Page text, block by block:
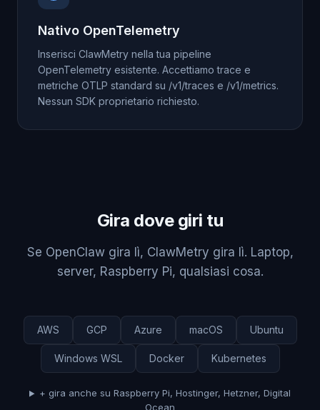
Nativo OpenTelemetry
Inserisci ClawMetry nella tua pipeline
OpenTelemetry esistente. Accettiamo trace e
metriche OTLP standard su /v1/traces e /v1/metrics.
Nessun SDK proprietario richiesto.
Gira dove giri tu
Se OpenClaw gira lì, ClawMetry gira lì. Laptop,
server, Raspberry Pi, qualsiasi cosa.
AWS GCP Azure macOS Ubuntu
Windows WSL Docker Kubernetes
+ gira anche su Raspberry Pi, Hostinger, Hetzner, Digital
Ocean